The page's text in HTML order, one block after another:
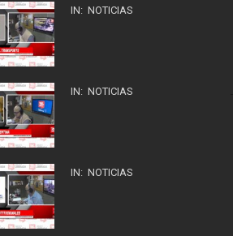
IN: NOTICIAS
IN: NOTICIAS
IN: NOTICIAS